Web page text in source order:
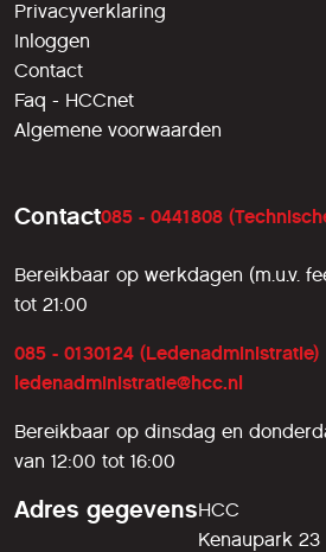
Privacyverklaring
Inloggen
Contact
Faq - HCCnet
Algemene voorwaarden
Contact085 - 0441808
Bereikbaar op werkdagen (m.u.v.
tot 21:00
085 - 0130124 (Ledenadministratie)
ledenadministratie@hcc.nl
Bereikbaar op dinsdag en
van 12:00 tot 16:00
Adres gegevensHCC
Kenaupark 23